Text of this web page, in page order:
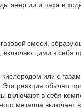
энергии и пара в
смеси,
включающими в себя
кислородом или с
реакция обычно
включают в себя
металла включает